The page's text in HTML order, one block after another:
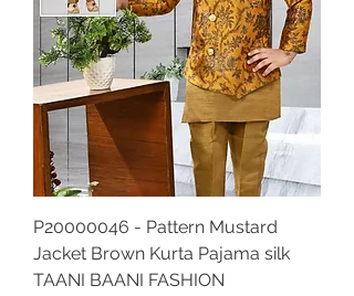
P20000046 - Pattern Mustard
Jacket Brown Kurta Pajama silk
TAANI BAANI FASHION